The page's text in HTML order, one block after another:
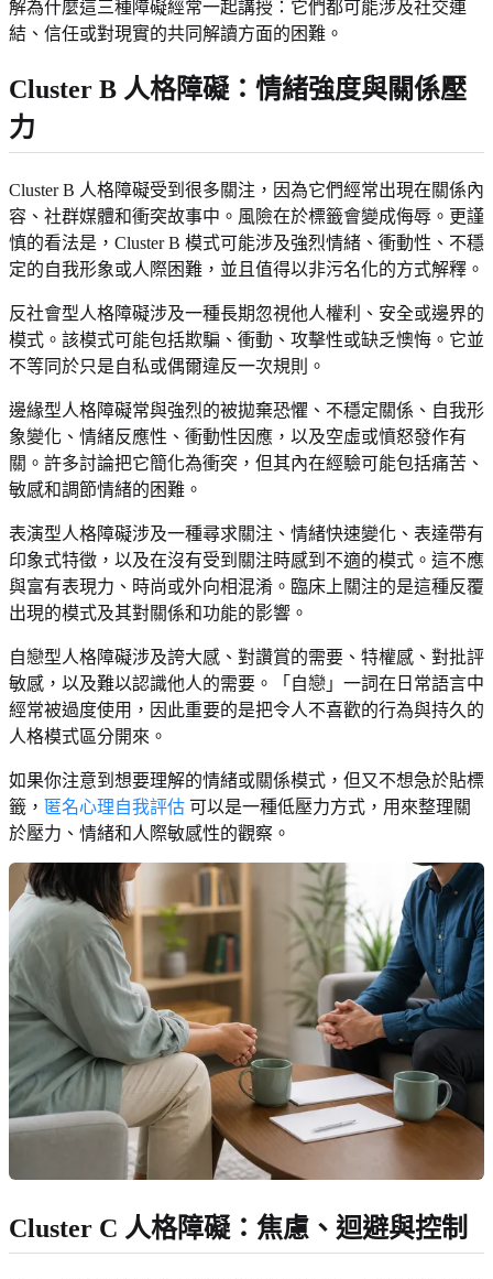
解為什麼這三種障礙經常一起講授：它們都可能涉及社交連
結、信任或對現實的共同解讀方面的困難。
Cluster B 人格障礙：情緒強度與關係壓
力
Cluster B 人格障礙受到很多關注，因為它們經常出現在關係內
容、社群媒體和衝突故事中。風險在於標籤會變成侮辱。更謹
慎的看法是，Cluster B 模式可能涉及強烈情緒、衝動性、不穩
定的自我形象或人際困難，並且值得以非污名化的方式解釋。
反社會型人格障礙涉及一種長期忽視他人權利、安全或邊界的
模式。該模式可能包括欺騙、衝動、攻擊性或缺乏懊悔。它並
不等同於只是自私或偶爾違反一次規則。
邊緣型人格障礙常與強烈的被拋棄恐懼、不穩定關係、自我形
象變化、情緒反應性、衝動性因應，以及空虛或憤怒發作有
關。許多討論把它簡化為衝突，但其內在經驗可能包括痛苦、
敏感和調節情緒的困難。
表演型人格障礙涉及一種尋求關注、情緒快速變化、表達帶有
印象式特徵，以及在沒有受到關注時感到不適的模式。這不應
與富有表現力、時尚或外向相混淆。臨床上關注的是這種反覆
出現的模式及其對關係和功能的影響。
自戀型人格障礙涉及誇大感、對讚賞的需要、特權感、對批評
敏感，以及難以認識他人的需要。「自戀」一詞在日常語言中
經常被過度使用，因此重要的是把令人不喜歡的行為與持久的
人格模式區分開來。
如果你注意到想要理解的情緒或關係模式，但又不想急於貼標
籤， 匿名心理自我評估 可以是一種低壓力方式，用來整理關
於壓力、情緒和人際敏感性的觀察。
Cluster C 人格障礙：焦慮、迴避與控制